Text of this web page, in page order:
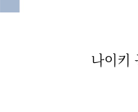
나이키